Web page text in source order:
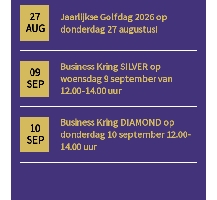
27
AUG
Jaarlijkse Golfdag 2026 op
donderdag 27 augustus!
09
SEP
Business Kring SILVER op
woensdag 9 september van
12.00-14.00 uur
10
SEP
Business Kring DIAMOND op
donderdag 10 september 12.00-
14.00 uur